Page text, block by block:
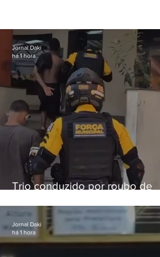
Trio conduzido por roubo de
passagens
Jornal Daki
há 1 hora
Jornal Daki
há 1 hora